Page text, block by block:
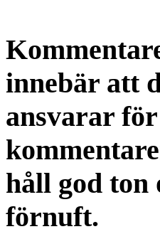
innebär att
ansvarar
håll god ton
förnuft.